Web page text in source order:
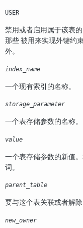
USER
禁用或者启用属于该表
那些 被用来实现外键约
外。
index_name
一个现有索引的名称。
storage_parameter
一个表存储参数的名称。
value
一个表存储参数的新值
词。
parent_table
要与这个表关联或者解除
new_owner